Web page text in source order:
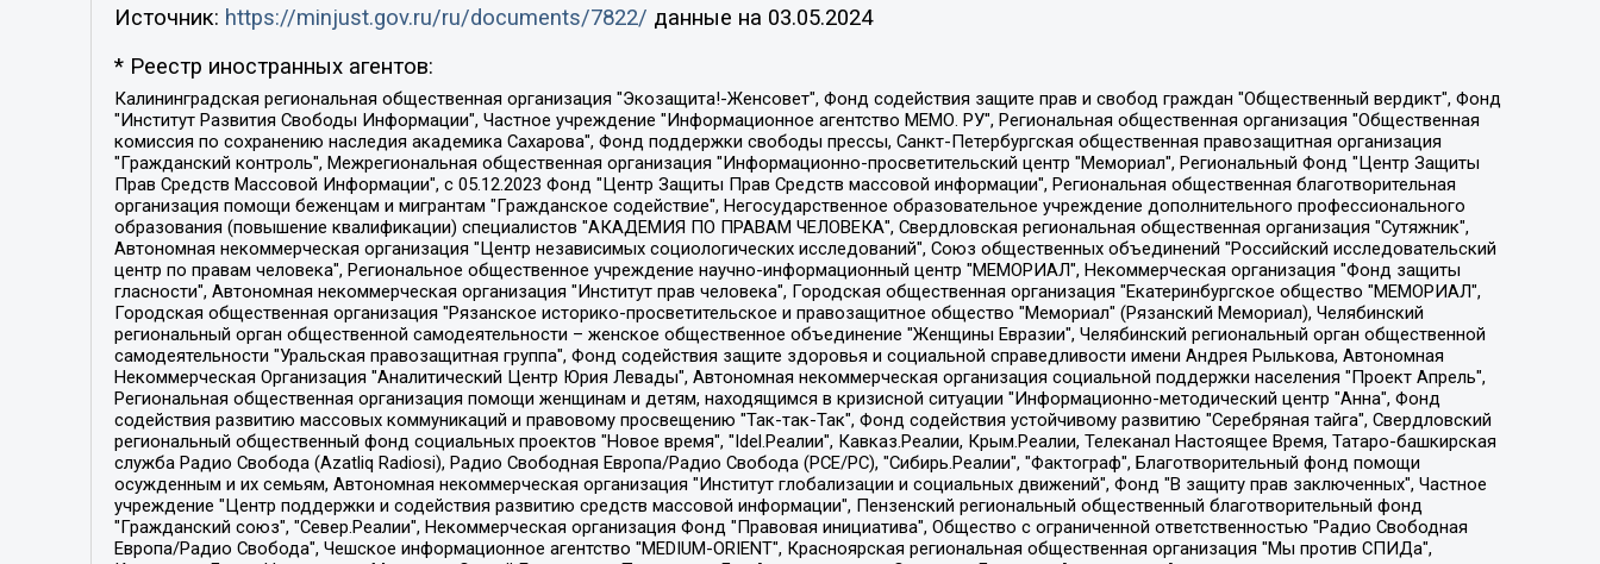
Источник: https://minjust.gov.ru/ru/documents/7822/ данные на 03.05.2024
* Реестр иностранных агентов:
Калининградская региональная общественная организация "Экозащита!-Женсовет", Фонд содействия защите прав и свобод граждан "Общественный вердикт", Фонд "Институт Развития Свободы Информации", Частное учреждение "Информационное агентство МЕМО. РУ", Региональная общественная организация "Общественная комиссия по сохранению наследия академика Сахарова", Фонд поддержки свободы прессы, Санкт-Петербургская общественная правозащитная организация "Гражданский контроль", Межрегиональная общественная организация "Информационно-просветительский центр "Мемориал", Региональный Фонд "Центр Защиты Прав Средств Массовой Информации", с 05.12.2023 Фонд "Центр Защиты Прав Средств массовой информации", Региональная общественная благотворительная организация помощи беженцам и мигрантам "Гражданское содействие", Негосударственное образовательное учреждение дополнительного профессионального образования (повышение квалификации) специалистов "АКАДЕМИЯ ПО ПРАВАМ ЧЕЛОВЕКА", Свердловская региональная общественная организация "Сутяжник", Автономная некоммерческая организация "Центр независимых социологических исследований", Союз общественных объединений "Российский исследовательский центр по правам человека", Региональное общественное учреждение научно-информационный центр "МЕМОРИАЛ", Некоммерческая организация "Фонд защиты гласности", Автономная некоммерческая организация "Институт прав человека", Городская общественная организация "Екатеринбургское общество "МЕМОРИАЛ", Городская общественная организация "Рязанское историко-просветительское и правозащитное общество "Мемориал" (Рязанский Мемориал), Челябинский региональный орган общественной самодеятельности – женское общественное объединение "Женщины Евразии", Челябинский региональный орган общественной самодеятельности "Уральская правозащитная группа", Фонд содействия защите здоровья и социальной справедливости имени Андрея Рылькова, Автономная Некоммерческая Организация "Аналитический Центр Юрия Левады", Автономная некоммерческая организация социальной поддержки населения "Проект Апрель", Региональная общественная организация помощи женщинам и детям, находящимся в кризисной ситуации "Информационно-методический центр "Анна", Фонд содействия развитию массовых коммуникаций и правовому просвещению "Так-так-Так", Фонд содействия устойчивому развитию "Серебряная тайга", Свердловский региональный общественный фонд социальных проектов "Новое время", "Idel.Реалии", Кавказ.Реалии, Крым.Реалии, Телеканал Настоящее Время, Татаро-башкирская служба Радио Свобода (Azatliq Radiosi), Радио Свободная Европа/Радио Свобода (PCE/PC), "Сибирь.Реалии", "Фактограф", Благотворительный фонд помощи осужденным и их семьям, Автономная некоммерческая организация "Институт глобализации и социальных движений", Фонд "В защиту прав заключенных", Частное учреждение "Центр поддержки и содействия развитию средств массовой информации", Пензенский региональный общественный благотворительный фонд "Гражданский союз", "Север.Реалии", Некоммерческая организация Фонд "Правовая инициатива", Общество с ограниченной ответственностью "Радио Свободная Европа/Радио Свобода", Чешское информационное агентство "MEDIUM-ORIENT", Красноярская региональная общественная организация "Мы против СПИДа", Камалягин Денис Николаевич, Маркелов Сергей Евгеньевич, Пономарев Лев Александрович, Савицкая Людмила Алексеевна, Автономная некоммерческая организация "Центр по работе с проблемой насилия "НАСИЛИЮ.НЕТ", Межрегиональный профессиональный союз работников здравоохранения "Альянс врачей", Юридическое лицо, зарегистрированное в Латвийской Республике, SIA "Medusa Project" (регистрационный номер 40103797863, дата регистрации 10.06.2014), Некоммерческая организация "Фонд по борьбе с коррупцией", Автономная некоммерческая организация "Институт права и публичной политики", Баданин Роман Сергеевич, Гликин Максим Александрович, Железнова Мария Михайловна, Лукьянова Юлия Сергеевна, Маетная Елизавета Витальевна, Маняхин Петр Борисович, Чуракова Ольга Владимировна, Ярош Юлия Петровна, Юридическое лицо "The Insider SIA", зарегистрированное в Риге, Латвийская Республика (дата регистрации 26.06.2015), являющееся администратором доменного имени интернет-издания "The Insider SIA", https://theins.ru, Постернак Алексей Евгеньевич, Рубин Михаил Аркадьевич, Анин Роман Александрович, Юридическое лицо Istories fonds, зарегистрированное в Латвийской Республике (регистрационный номер 50008295751, дата регистрации 24.02.2020), Великовский Дмитрий Александрович, Долинина Ирина Николаевна, Мароховская Алеся Алексеевна, Шлейнов Роман Юрьевич, Шмагун Олеся Валентиновна, Общество с ограниченной ответственностью "Альтаир 2021", Общество с ограниченной ответственностью "Вега 2021", Общество с ограниченной ответственностью "Главный редактор 2021", Общество с ограниченной ответственностью "Ромашки монолит", Важенков Артем Валерьевич, Ивановская областная общественная организация "Центр гендерных исследований", Гурман Юрий Альбертович, Медиапроект "ОВД-Инфо", Егоров Владимир Владимирович, Жилинский Владимир Александрович, Общество с ограниченной ответственностью "ЗП", Иванова София Юрьевна, Карезина Инна Павловна, Кильтау Екатерина Викторовна, Петров Алексей Викторович, Пискунов Сергей Евгеньевич, Смирнов Сергей Сергеевич, Тихонов Михаил Сергеевич, Общество с ограниченной ответственностью "ЖУРНАЛИСТ-ИНОСТРАННЫЙ АГЕНТ", Арапова Галина Юрьевна, Вольтская Татьяна Анатольевна, Американская компания "Mason G.E.S. Anonymous Foundation" (США), являющаяся владельцем интернет-издания https://mnews.world/, Компания "Stichting Bellingcat", зарегистрированная в Нидерландах (дата регистрации 11.07.2018), Захаров Андрей Вячеславович, Клепиковская Екатерина Дмитриевна, Общество с ограниченной ответственностью "МЕМО", Перл Роман Александрович, Симонов Евгений Алексеевич, Соловьева Елена Анатольевна, Сотников Даниил Владимирович, Сурначева Елизавета Дмитриевна, Автономная некоммерческая организация по защите прав человека и информированию населения "Якутия – Наше Мнение", Общество с ограниченной ответственностью "Москоу диджитал медиа", с 26.01.2023 Общество с ограниченной ответственностью "Чайка Белые сады", Ветошкина Валерия Валерьевна, Заговора Максим Александрович, Межрегиональное общественное движение "Российская ЛГБТ - сеть", Оленичев Максим Владимирович, Павлов Иван Юрьевич, Скворцова Елена Сергеевна, Общество с ограниченной ответственностью "Как бы инагент", Кочетков Игорь Викторович, Общество с ограниченной ответственностью "Честные выборы", Еланчик Олег Александрович, Общество с ограниченной ответственностью "Нобелевский призыв", Гималова Регина Эмилевна, Григорьев Андрей Валерьевич, Григорьева Алина Александровна, Ассоциация по содействию защите прав призывников, альтернативнослужащих и военнослужащих "Правозащитная группа "Гражданин.Армия.Право", Хисамова Регина Фаритовна, Автономная некоммерческая организация по реализации социально-правовых программ "Лилит", Дальневосточное общественное движение "Маяк", Санкт-Петербургская ЛГБТ-инициативная группа "Выход", Инициативная группа ЛГБТ+ "Реверс", Алексеев Андрей Викторович, Бекбулатова Таисия Львовна, Беляев Иван Михайлович, Владыкина Елена Сергеевна, Гельман Марат Александрович, Никульшина Вероника Юрьевна, Толоконникова Надежда Андреевна, Шендерович Виктор Анатольевич, Общество с ограниченной ответственностью "Данное сообщение", Общество с ограниченной ответственностью Издательский дом "Новая глава", Айнбиндер Александра Александровна, Московский комьюнити-центр для ЛГБТ+инициатив, Благотворительный фонд развития филантропии, Deutsche Welle (Германия, Kurt-Schumacher-Strasse 3, 53113 Bonn), Борзунова Мария Михайловна, Воробьев Виктор Викторович, Голубева Анна Львовна, Константинова Алла Михайловна, Малкова Ирина Владимировна, Мурадов Мурад Абдулгалимович, Осетинская Елизавета Николаевна, Понасенков Евгений Николаевич, Ганапольский Матвей Юрьевич, Киселев Евгений Алексеевич, Борухович Ирина Григорьевна, Дремин Иван Тимофеевич, Дубровский Дмитрий Викторович, Красноярская региональная общественная организация поддержки и развития альтернативных образовательных технологий и межкультурных коммуникаций "ИНТЕРРА", Маяковская Екатерина Алексеевна, Фейгин Марк Захарович, Филимонов Андрей Викторович, Дзугкоева Регина Николаевна, Доброхотов Роман Александрович, Дудь Юрий Александрович, Елкин Сергей Владимирович, Кругликов Кирилл Игоревич, Сабунаева Мария Леонидовна, Семенов Алексей Владимирович, Шаинян Карен Багратович, Шульман Екатерина Михайловна, Асафьев Артур Валерьевич, Вахштайн Виктор Семенович, Венедиктов Алексей Алексеевич, Лушникова Екатерина Евгеньевна, Волков Леонид Михайлович, Невзоров Александр Глебович, Пархоменко Сергей Борисович, Сироткин Ярослав Николаевич, Кара-Мурза Владимир Владимирович, Баранова Наталья Владимировна, Гозман Леонид Яковлевич, Кагарлицкий Борис Юльевич, Климарев Михаил Валерьевич, Милов Владимир Станиславович, Автономная некоммерческая организация Краснодарский центр современного искусства "Типография", Моргенштерн Алишер Тагирович, Соболь Любовь Эдуардовна, Общество с ограниченной ответственностью "ЛИЗА НОРМ", Каспаров Гарри Кимович, Ходорковский Михаил Борисович, Общество с ограниченной ответственностью "Апрельские тезисы", Данилович Ирина Брониславовна, Кашин Олег Владимирович, Петров Николай Владимирович, Пивоваров Алексей Владимирович, Соколов Михаил Владимирович, Цветкова Юлия Владимировна, Чичваркин Евгений Александрович, Комитет против пыток/Команда против пыток, Общество с ограниченной ответственностью "Первый научный", Общество с ограниченной ответственностью "Вертолет и ко", Белоцерковская Вероника Борисовна, Кац Максим Евгеньевич, Лазарева Татьяна Юрьевна, Шаведдинов Руслан Табризович, Яшин Илья Валерьевич, Общество с ограниченной ответственностью "Иноагент ААВ", Алешковский Дмитрий Петрович, Альбац Евгения Марковна, Быков Дмитрий Львович, Галямина Юлия Евгеньевна, Лойко Сергей Леонидович, Мартынов Кирилл Константинович, Медведев Сергей Александрович, Крашенинников Федор Геннадиевич, Гордеева Катерина Вл